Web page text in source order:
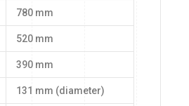
780 mm
520 mm
390 mm
131 mm (diameter)